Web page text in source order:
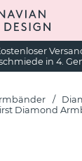
in 4.
Diamond